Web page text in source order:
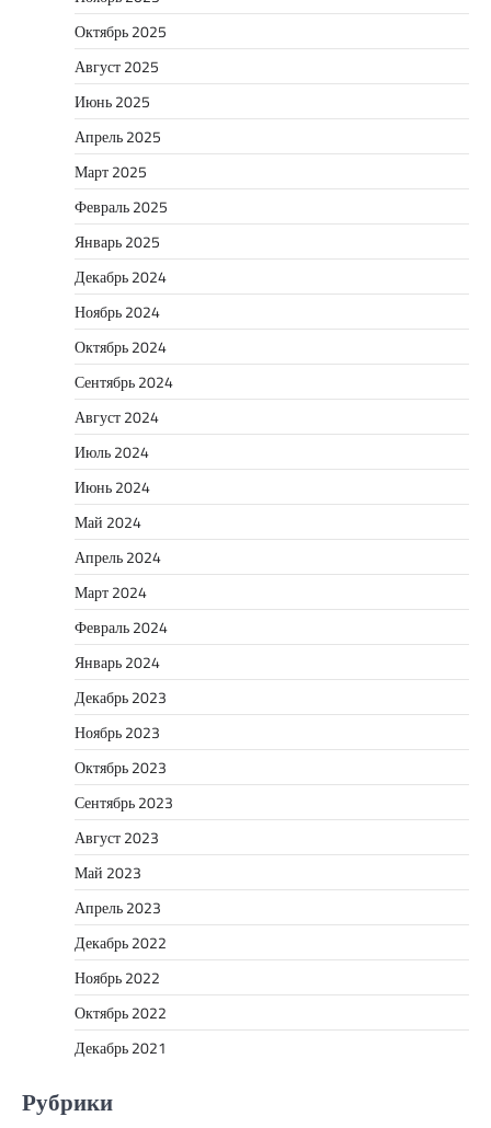
Октябрь 2025
Август 2025
Июнь 2025
Апрель 2025
Март 2025
Февраль 2025
Январь 2025
Декабрь 2024
Ноябрь 2024
Октябрь 2024
Сентябрь 2024
Август 2024
Июль 2024
Июнь 2024
Май 2024
Апрель 2024
Март 2024
Февраль 2024
Январь 2024
Декабрь 2023
Ноябрь 2023
Октябрь 2023
Сентябрь 2023
Август 2023
Май 2023
Апрель 2023
Декабрь 2022
Ноябрь 2022
Октябрь 2022
Декабрь 2021
Рубрики